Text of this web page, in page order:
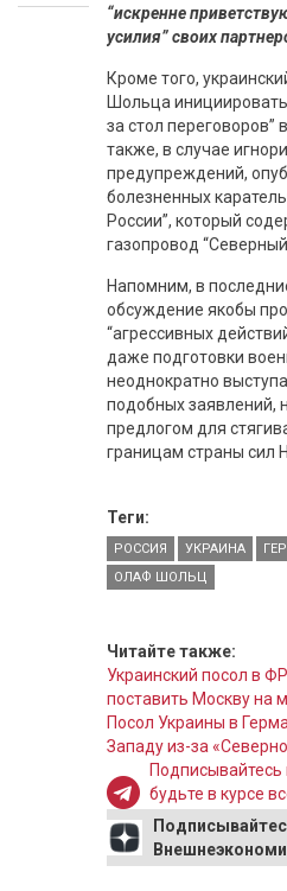
“искренне
усилия” своих
Кроме того,
Шольца
за стол
также, в случае
предупреждений,
болезненных
России”, который
газопровод “Северный
Напомним, в
обсуждение якобы
“агрессивных
даже подготовки
неоднократно
подобных заявлений,
предлогом для
границам страны сил
Теги:
РОССИЯ УКРАИНА
ОЛАФ ШОЛЬЦ
Читайте также:
Украинский посол в
поставить Москву на
Посол Украины в
Западу из-за
будьте в курсе